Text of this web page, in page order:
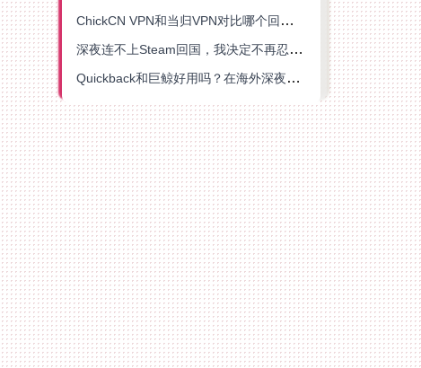
ChickCN VPN和当归VPN对比哪个回国效果更好？海外党亲测后选了它
深夜连不上Steam回国，我决定不再忍受这数字鸿沟
Quickback和巨鲸好用吗？在海外深夜想刷B站、追爱奇艺的你，或许正需要这份答案